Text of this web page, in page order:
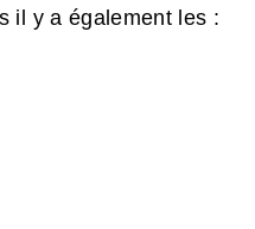
il y a également les :